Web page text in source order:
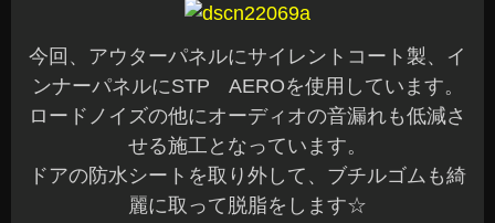
今回、アウターパネルにサイレントコート製、イ
ンナーパネルにSTP AEROを使用しています。
ロードノイズの他にオーディオの音漏れも低減さ
せる施工となっています。
ドアの防水シートを取り外して、ブチルゴムも綺
麗に取って脱脂をします☆